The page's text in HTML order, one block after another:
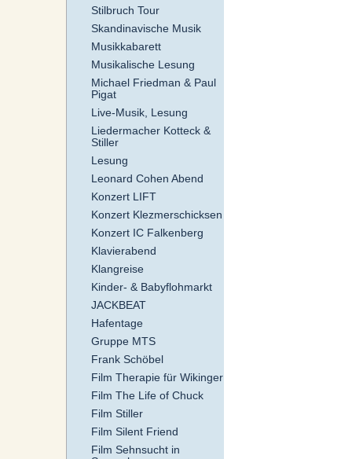
Stilbruch Tour
Skandinavische Musik
Musikkabarett
Musikalische Lesung
Michael Friedman & Paul
Pigat
Live-Musik, Lesung
Liedermacher Kotteck &
Stiller
Lesung
Leonard Cohen Abend
Konzert LIFT
Konzert Klezmerschicksen
Konzert IC Falkenberg
Klavierabend
Klangreise
Kinder- & Babyflohmarkt
JACKBEAT
Hafentage
Gruppe MTS
Frank Schöbel
Film Therapie für Wikinger
Film The Life of Chuck
Film Stiller
Film Silent Friend
Film Sehnsucht in